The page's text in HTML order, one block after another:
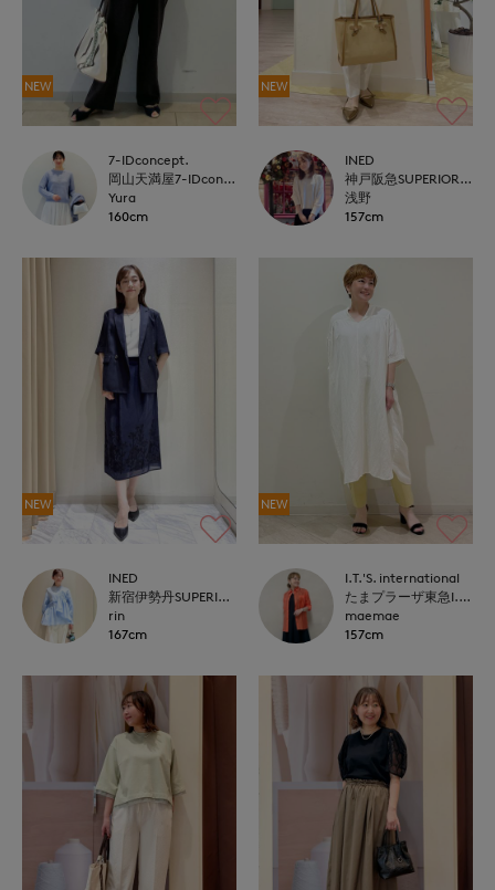
NEW
7-IDconcept.
岡山天満屋7-IDconcept.
Yura
160cm
NEW
INED
神戸阪急SUPERIORCLOSET
浅野
157cm
NEW
INED
新宿伊勢丹SUPERIOR CLOSET
rin
167cm
NEW
I.T.'S. international
たまプラーザ東急I.T.'S.international
maemae
157cm